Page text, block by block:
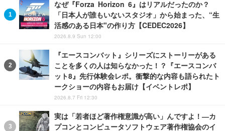
なぜ『Forza Horizon 6』はリアルだったのか？
「日本人が誰もいないスタジオ」から始まった、“生
活感のある日本"の作り方【CEDEC2026】
2026.8.9 Sun 12:00
『エースコンバット』シリーズにストーリーがある
ことを多くの人は知らなかった！？『エースコンバ
ット8』先行体験会レポ。衝撃的な内容も語られたト
ークショーの内容もお届け【イベントレポ】
2026.8.7 Fri 12:30
実は「若者ほど著作権意識が高い」んですよ！―カ
プコンとコンピュータソフトウェア著作権協会のイ